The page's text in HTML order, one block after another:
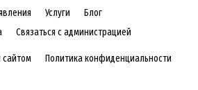
Услуги
Блог
Связаться с администрацией
сайтом Политика конфиденциальности